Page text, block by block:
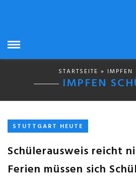
STARTSEITE » IMPFEN
IMPFEN
STUTTGART HEUTE
Schülerausweis reicht
Ferien müssen sich